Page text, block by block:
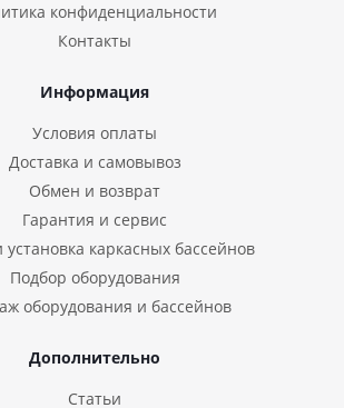
конфиденциальности
Контакты
Информация
Условия оплаты
Доставка и самовывоз
Обмен и возврат
Гарантия и сервис
установка каркасных бассейнов
Подбор оборудования
оборудования и бассейнов
Дополнительно
Статьи